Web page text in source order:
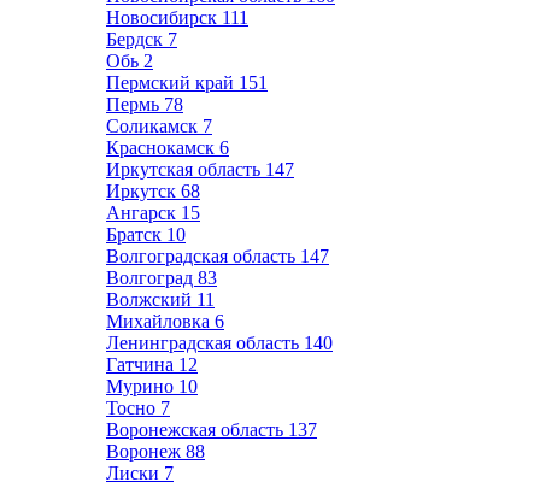
Новосибирск 111
Бердск 7
Обь 2
Пермский край 151
Пермь 78
Соликамск 7
Краснокамск 6
Иркутская область 147
Иркутск 68
Ангарск 15
Братск 10
Волгоградская область 147
Волгоград 83
Волжский 11
Михайловка 6
Ленинградская область 140
Гатчина 12
Мурино 10
Тосно 7
Воронежская область 137
Воронеж 88
Лиски 7